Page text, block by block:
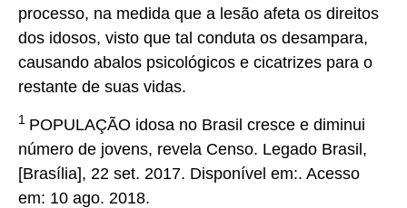
processo, na medida que a lesão afeta os direitos
dos idosos, visto que tal conduta os desampara,
causando abalos psicológicos e cicatrizes para o
restante de suas vidas.
1 POPULAÇÃO idosa no Brasil cresce e diminui
número de jovens, revela Censo. Legado Brasil,
[Brasília], 22 set. 2017. Disponível em:. Acesso
em: 10 ago. 2018.